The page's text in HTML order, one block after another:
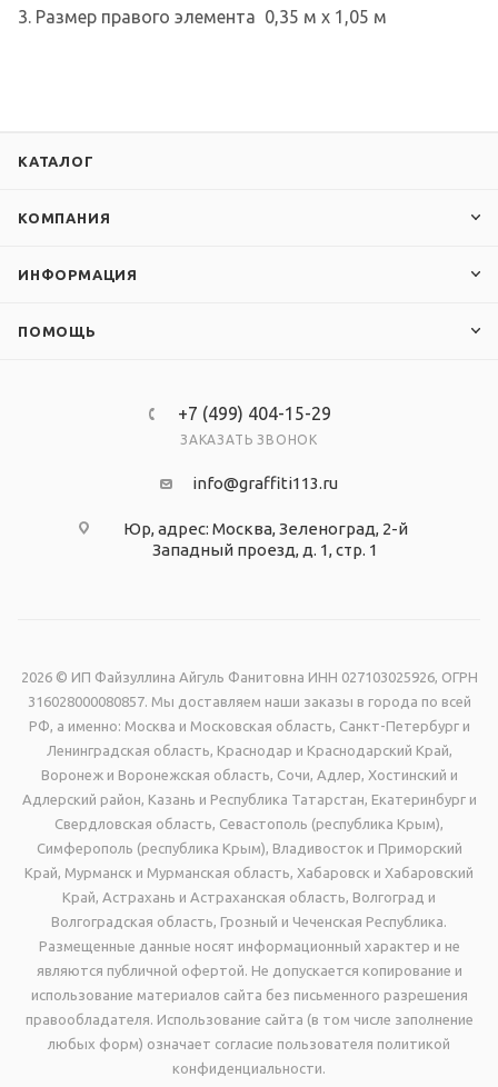
3. Размер правого элемента 0,35 м х 1,05 м
КАТАЛОГ
КОМПАНИЯ
ИНФОРМАЦИЯ
ПОМОЩЬ
+7 (499) 404-15-29
ЗАКАЗАТЬ ЗВОНОК
info@graffiti113.ru
Юр, адрес: Москва, Зеленоград, 2-й
Западный проезд, д. 1, стр. 1
2026 © ИП Файзуллина Айгуль Фанитовна ИНН 027103025926, ОГРН
316028000080857. Мы доставляем наши заказы в города по всей
РФ, а именно: Москва и Московская область, Санкт-Петербург и
Ленинградская область, Краснодар и Краснодарский Край,
Воронеж и Воронежская область, Сочи, Адлер, Хостинский и
Адлерский район, Казань и Республика Татарстан, Екатеринбург и
Свердловская область, Севастополь (республика Крым),
Симферополь (республика Крым), Владивосток и Приморский
Край, Мурманск и Мурманская область, Хабаровск и Хабаровский
Край, Астрахань и Астраханская область, Волгоград и
Волгоградская область, Грозный и Чеченская Республика.
Размещенные данные носят информационный характер и не
являются публичной офертой. Не допускается копирование и
использование материалов сайта без письменного разрешения
правообладателя. Использование сайта (в том числе заполнение
любых форм) означает согласие пользователя политикой
конфиденциальности.